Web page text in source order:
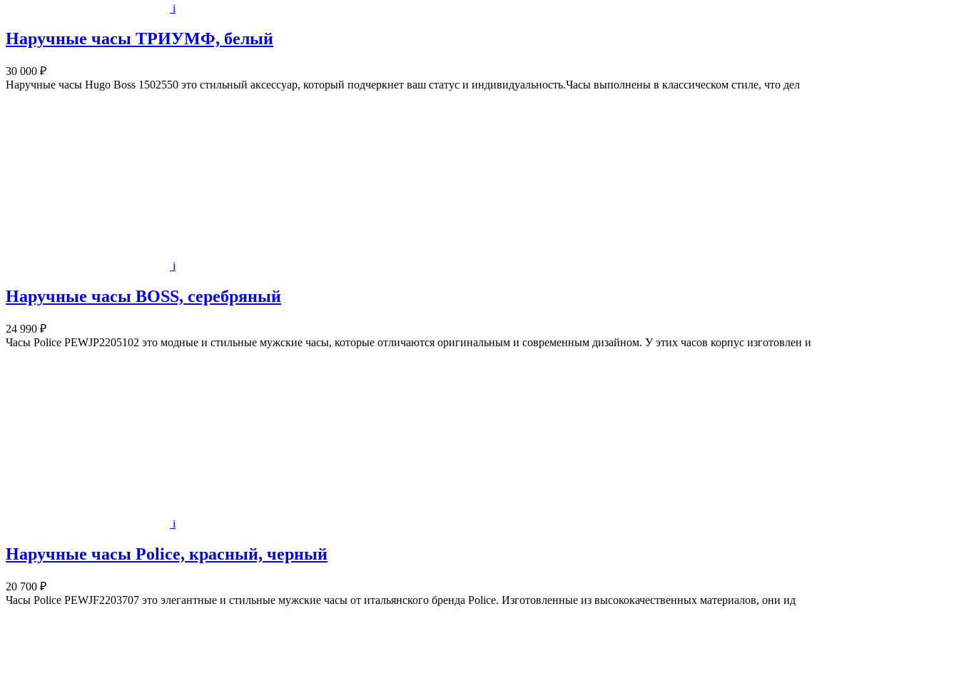
i
Наручные часы ТРИУМФ, белый
30 000 ₽
Наручные часы Hugo Boss 1502550 это стильный аксессуар, который подчеркнет ваш статус и индивидуальность.Часы выполнены в классическом стиле, что дел
i
Наручные часы BOSS, серебряный
24 990 ₽
Часы Police PEWJP2205102 это модные и стильные мужские часы, которые отличаются оригинальным и современным дизайном. У этих часов корпус изготовлен и
i
Наручные часы Police, красный, черный
20 700 ₽
Часы Police PEWJF2203707 это элегантные и стильные мужские часы от итальянского бренда Police. Изготовленные из высококачественных материалов, они ид